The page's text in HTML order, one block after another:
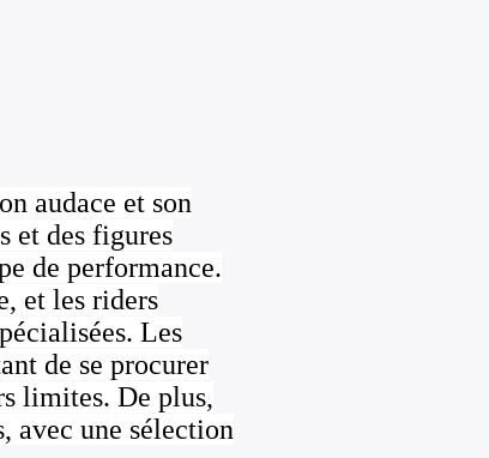
audace et son
et des figures
de performance.
et les riders
Les
de se procurer
limites. De plus,
avec une sélection